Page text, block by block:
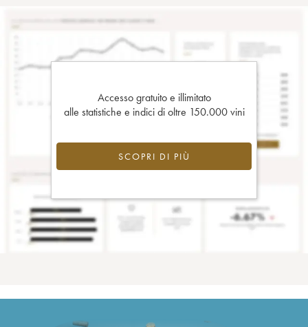
Accesso gratuito e illimitato
alle statistiche e indici di oltre 150.000 vini
SCOPRI DI PIÙ